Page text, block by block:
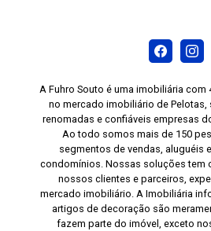
A Fuhro Souto é uma imobiliária com
no mercado imobiliário de Pelotas,
renomadas e confiáveis empresas
Ao todo somos mais de 150
segmentos de vendas, aluguéis
condomínios. Nossas soluções tem
nossos clientes e parceiros,
mercado imobiliário. A Imobiliária
artigos de decoração são
fazem parte do imóvel, exceto